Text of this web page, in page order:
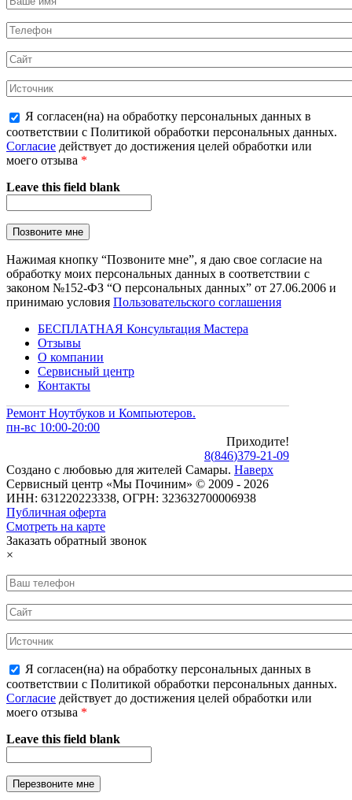
Я согласен(на) на обработку персональных данных в
соответствии с Политикой обработки персональных данных.
Согласие действует до достижения целей обработки или
моего отзыва *
Leave this field blank
Нажимая кнопку “Позвоните мне”, я даю свое согласие на
обработку моих персональных данных в соответствии с
законом №152-ФЗ “О персональных данных” от 27.06.2006 и
принимаю условия Пользовательского соглашения
БЕСПЛАТНАЯ Консультация Мастера
Отзывы
О компании
Сервисный центр
Контакты
Ремонт Ноутбуков и Компьютеров.
пн-вс 10:00-20:00
Приходите!
8(846)379-21-09
Создано с любовью для жителей Самары. Наверх
Сервисный центр «Мы Починим» © 2009 - 2026
ИНН: 631220223338, ОГРН: 323632700006938
Публичная оферта
Смотреть на карте
Заказать обратный звонок
×
Я согласен(на) на обработку персональных данных в
соответствии с Политикой обработки персональных данных.
Согласие действует до достижения целей обработки или
моего отзыва *
Leave this field blank